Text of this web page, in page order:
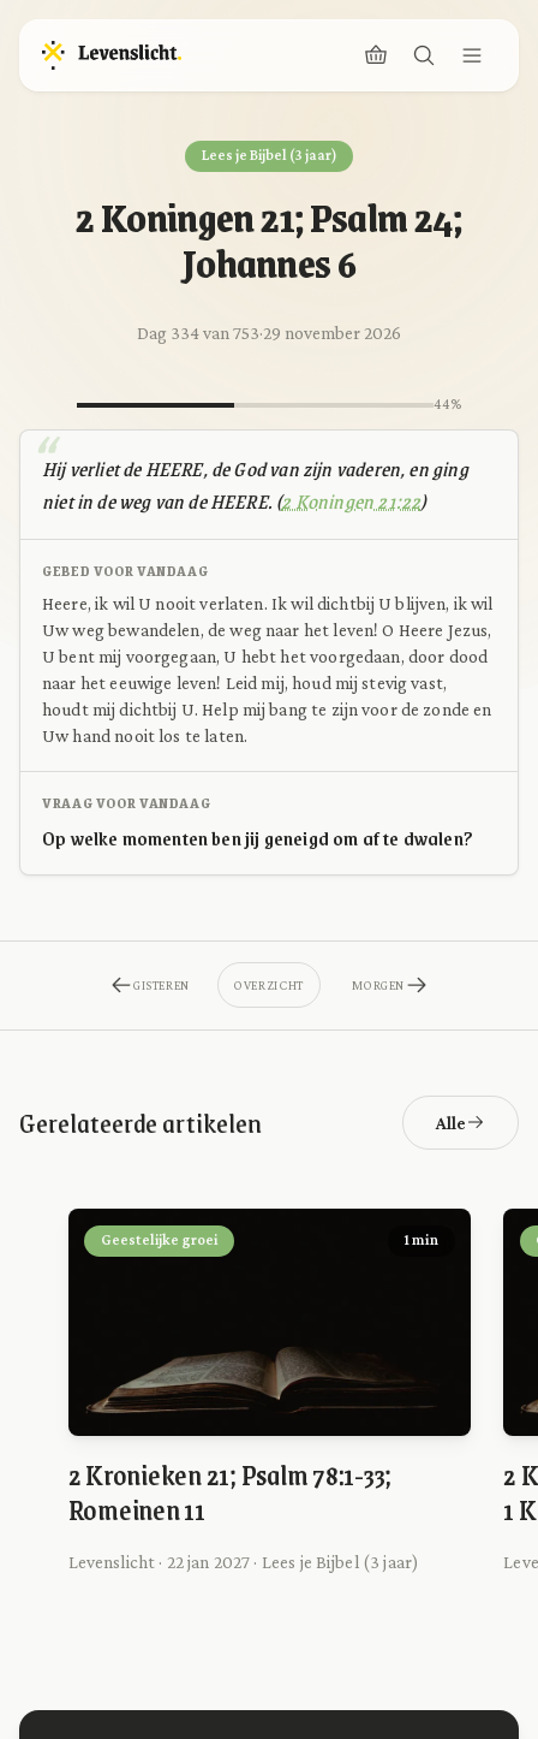
Lees je Bijbel (3 jaar)
2 Koningen 21; Psalm 24;
Johannes 6
Dag 334 van 753·29 november 2026
44%
Hij verliet de HEERE, de God van zijn vaderen, en ging
niet in de weg van de HEERE. (2 Koningen 21:22)
GEBED VOOR VANDAAG
Heere, ik wil U nooit verlaten. Ik wil dichtbij U blijven, ik wil
Uw weg bewandelen, de weg naar het leven! O Heere Jezus,
U bent mij voorgegaan, U hebt het voorgedaan, door dood
naar het eeuwige leven! Leid mij, houd mij stevig vast,
houdt mij dichtbij U. Help mij bang te zijn voor de zonde en
Uw hand nooit los te laten.
VRAAG VOOR VANDAAG
Op welke momenten ben jij geneigd om af te dwalen?
GISTEREN OVERZICHT MORGEN
Gerelateerde artikelen Alle
Geestelijke groei 1 min
2 Kronieken 21; Psalm 78:1-33;
Romeinen 11
Levenslicht · 22 jan 2027 · Lees je Bijbel (3 jaar)
2
1